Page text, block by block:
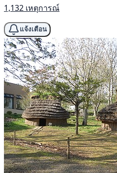
1,132 เหตุการณ์
แจ้งเตือน